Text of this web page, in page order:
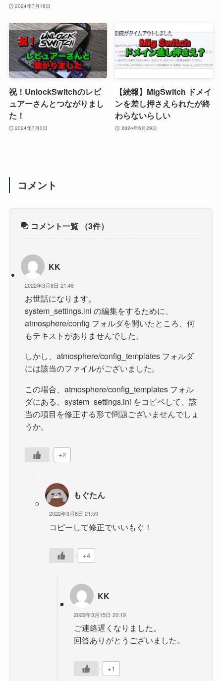
2024年7月18日
祝！UnlockSwitchのレビ
ュアーさんとつながりまし
た！
2024年7月3日
【続報】MigSwitch ドメイ
ンを差し押さえられたが終
わらないらしい
2024年6月29日
コメント
コメント一覧 （3件）
KK
2022年3月8日 21:48
お世話になります。
system_settings.ini の編集をするために、
atmosphere/config フォルダを開いたところ、何
もテキストがありませんでした。
しかし、atmosphere/config_templates フォルダ
には該当のファイルがございました。
この場合、atmosphere/config_templates フォル
ダにある、system_settings.ini をコピペして、該
当の項目を修正する形で問題ございませんでしょ
うか。
+2
もぐたん
2022年3月8日 21:59
コピーして修正でいいもぐ！
+4
KK
2022年3月15日 20:19
ご連絡遅くなりました。
回答ありがとうございました。
+1